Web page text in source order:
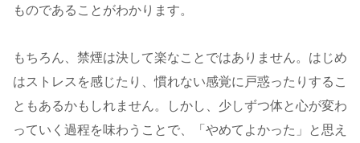
ものであることがわかります。
もちろん、禁煙は決して楽なことではありません。はじめ
はストレスを感じたり、慣れない感覚に戸惑ったりするこ
ともあるかもしれません。しかし、少しずつ体と心が変わ
っていく過程を味わうことで、「やめてよかった」と思え